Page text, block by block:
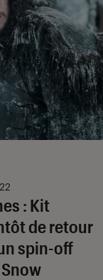
: Kit
de retour
spin-off